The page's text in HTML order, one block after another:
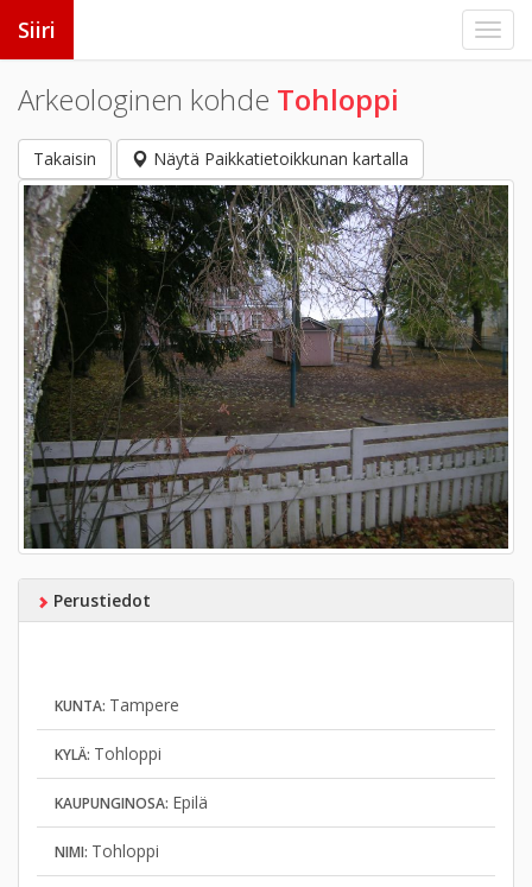
Siiri
Arkeologinen kohde Tohloppi
Takaisin Näytä Paikkatietoikkunan kartalla
Perustiedot
KUNTA: Tampere
KYLÄ: Tohloppi
KAUPUNGINOSA: Epilä
NIMI: Tohloppi